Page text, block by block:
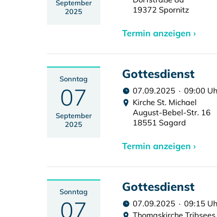
September
2025
19372 Spornitz
Termin anzeigen ›
Sonntag
07
September
2025
Gottesdienst
07.09.2025 · 09:00
Kirche St. Michael
August-Bebel-Str. 16
18551 Sagard
Termin anzeigen ›
Sonntag
07
Gottesdienst
07.09.2025 · 09:15